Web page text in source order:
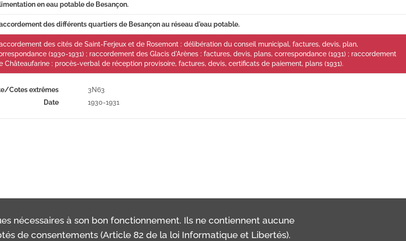
en eau potable de Besançon.
des différents quartiers de Besançon au réseau d'eau potable.
des cités de Saint-Ferjeux et de Rosemont : délibération du conseil municipal, factures, devis, plan,
(1930-1931) ; raccordement des Glacis d'Arènes : factures, devis, plans, correspondance (1931) ; raccordement
Châteaufarine : procès-verbal de réception provisoire, factures, devis, certificats de paiement, plans (1931).
Cotes extrêmes
3N63
Date
1930-1931
nécessaires à son bon fonctionnement. Ils ne contiennent aucune
de consentements (Article 82 de la loi Informatique et Libertés).